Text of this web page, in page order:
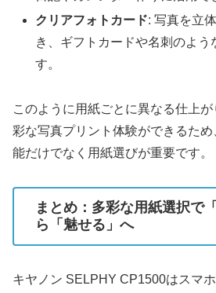
クリアフォトカード: 写真を立
き、ギフトカードや名刺のよう
す。
このように用紙ごとに異なる仕上
彩な写真プリント体験ができるた
能だけでなく用紙選びが重要です。
まとめ：多彩な用紙選択で
ら「魅せる」へ
キヤノン SELPHY CP1500はスマ